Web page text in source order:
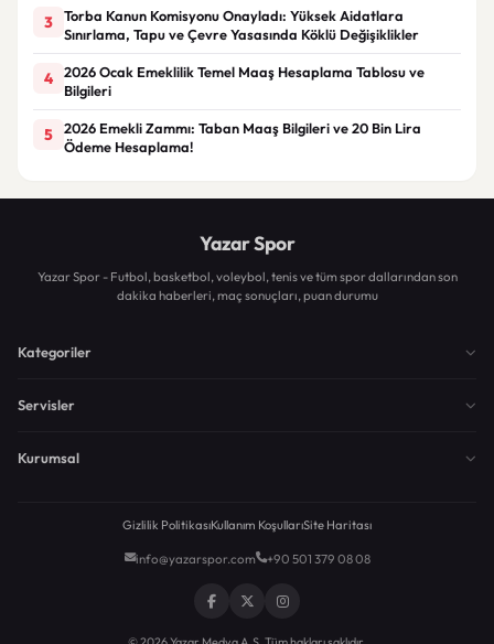
3
Torba Kanun Komisyonu Onayladı: Yüksek Aidatlara
Sınırlama, Tapu ve Çevre Yasasında Köklü Değişiklikler
4
2026 Ocak Emeklilik Temel Maaş Hesaplama Tablosu ve
Bilgileri
5
2026 Emekli Zammı: Taban Maaş Bilgileri ve 20 Bin Lira
Ödeme Hesaplama!
Yazar Spor
Yazar Spor - Futbol, basketbol, voleybol, tenis ve tüm spor dallarından son
dakika haberleri, maç sonuçları, puan durumu
Kategoriler
Servisler
Kurumsal
Gizlilik PolitikasıKullanım KoşullarıSite Haritası
info@yazarspor.com +90 501 379 08 08